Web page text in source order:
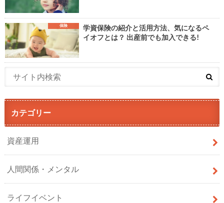
保険
学資保険の紹介と活用方法、気になるペ
イオフとは？ 出産前でも加入できる!
カテゴリー
資産運用
人間関係・メンタル
ライフイベント